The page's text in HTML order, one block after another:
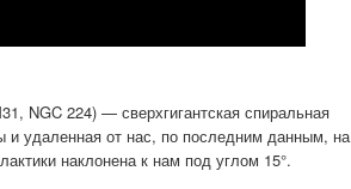
NGC 224) — сверхгигантская спиральная
и удаленная от нас, по последним данным, на
наклонена к нам под углом 15°.